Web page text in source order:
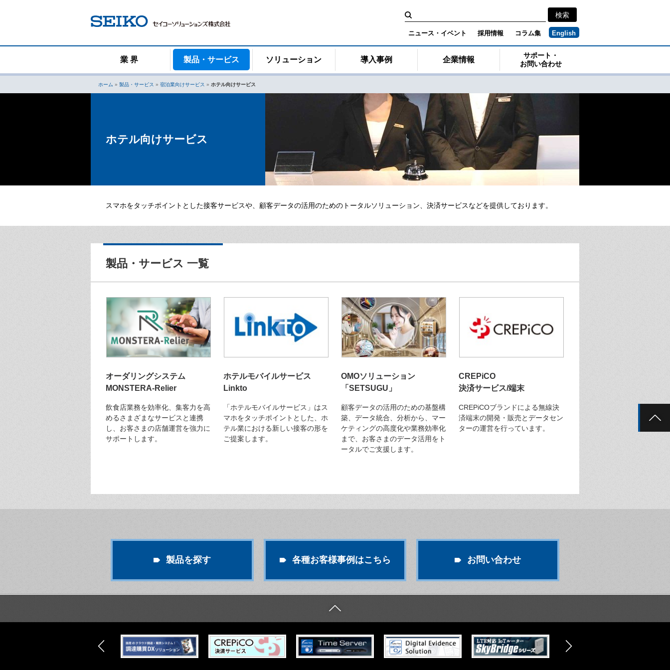
ツ
キ
検
索:
ニュース・イベント 採用情報 コラム集 English
業 界 製品・サービス ソリューション 導入事例 企業情報
サポート・
お問い合わせ
ホーム » 製品・サービス » 宿泊業向けサービス » ホテル向けサービス
ホテル向けサービス
スマホをタッチポイントとした接客サービスや、顧客データの活用のためのトータルソリューション、決済サービスなどを提供しております。
製品・サービス 一覧
オーダリングシステム
MONSTERA-Relier
飲食店業務を効率化、集客力を高
めるさまざまなサービスと連携
し、お客さまの店舗運営を強力に
サポートします。
ホテルモバイルサービス
Linkto
「ホテルモバイルサービス」はス
マホをタッチポイントとした、ホ
テル業における新しい接客の形を
ご提案します。
OMOソリューション
「SETSUGU」
顧客データの活用のための基盤構
築、データ統合、分析から、マー
ケティングの高度化や業務効率化
まで、お客さまのデータ活用をト
ータルでご支援します。
CREPiCO
決済サービス/端末
CREPiCOブランドによる無線決
済端末の開発・販売とデータセン
ターの運営を行っています。
製品を探す 各種お客様事例はこちら お問い合わせ